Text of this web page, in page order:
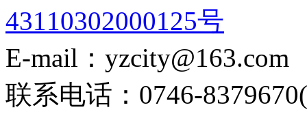
43110302000125号
E-mail：yzcity@163.com
联系电话：0746-